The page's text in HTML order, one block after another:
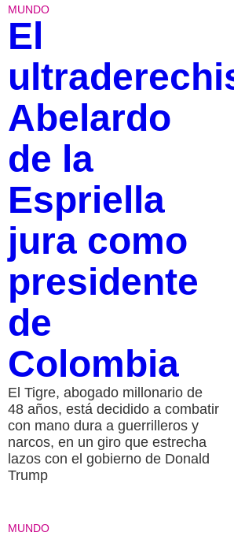
MUNDO
El
Abelardo
de la
Espriella
jura como
presidente
de
Colombia
El Tigre, abogado millonario de
48 años, está decidido a combatir
con mano dura a guerrilleros y
narcos, en un giro que estrecha
lazos con el gobierno de Donald
Trump
MUNDO